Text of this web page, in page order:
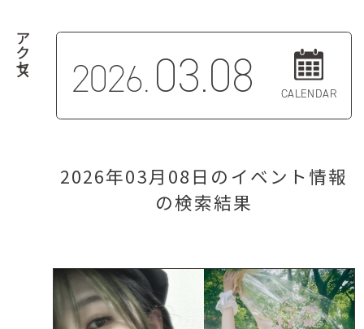
アクセス 2026.03.08 CALENDAR
2026年03月08日のイベント情報
の検索結果